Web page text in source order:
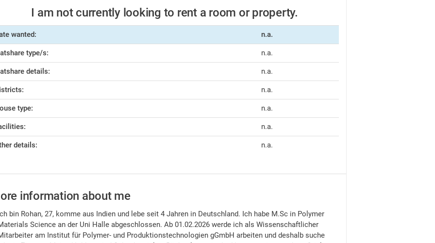
I am not currently looking to rent a room or property.
wanted: n.a.
type/s: n.a.
details: n.a.
n.a.
type: n.a.
n.a.
details: n.a.
information about me
bin Rohan, 27, komme aus Indien und lebe seit 4 Jahren in Deutschland. Ich habe M.Sc in Polymer
Science an der Uni Halle abgeschlossen. Ab 01.02.2026 werde ich als Wissenschaftlicher
am Institut für Polymer- und Produktionstechnologien gGmbH arbeiten und deshalb suche